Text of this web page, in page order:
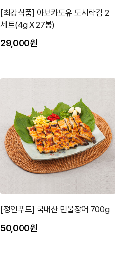
[최강식품] 아보카도유 도시락김 2
세트(4g X 27봉)
29,000원
[정인푸드] 국내산 민물장어 700g
50,000원